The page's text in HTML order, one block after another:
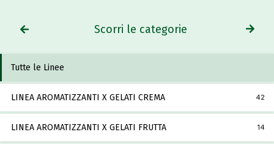
Scorri le categorie
Tutte le Linee
LINEA AROMATIZZANTI X GELATI CREMA 42
LINEA AROMATIZZANTI X GELATI FRUTTA 14